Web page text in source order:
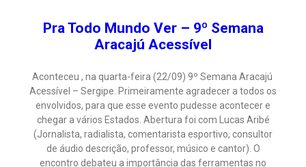
Pra Todo Mundo Ver – 9º Semana
Aracajú Acessível
Aconteceu , na quarta-feira (22/09) 9º Semana Aracajú
Acessível – Sergipe. Primeiramente agradecer a todos os
envolvidos, para que esse evento pudesse acontecer e
chegar a vários Estados. Abertura foi com Lucas Aribé
(Jornalista, radialista, comentarista esportivo, consultor
de áudio descrição, professor, músico e cantor). O
encontro debateu a importância das ferramentas no